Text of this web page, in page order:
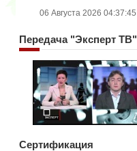
06 Августа 2026 04:37:45
Передача"Эксперт ТВ"
Сертификация